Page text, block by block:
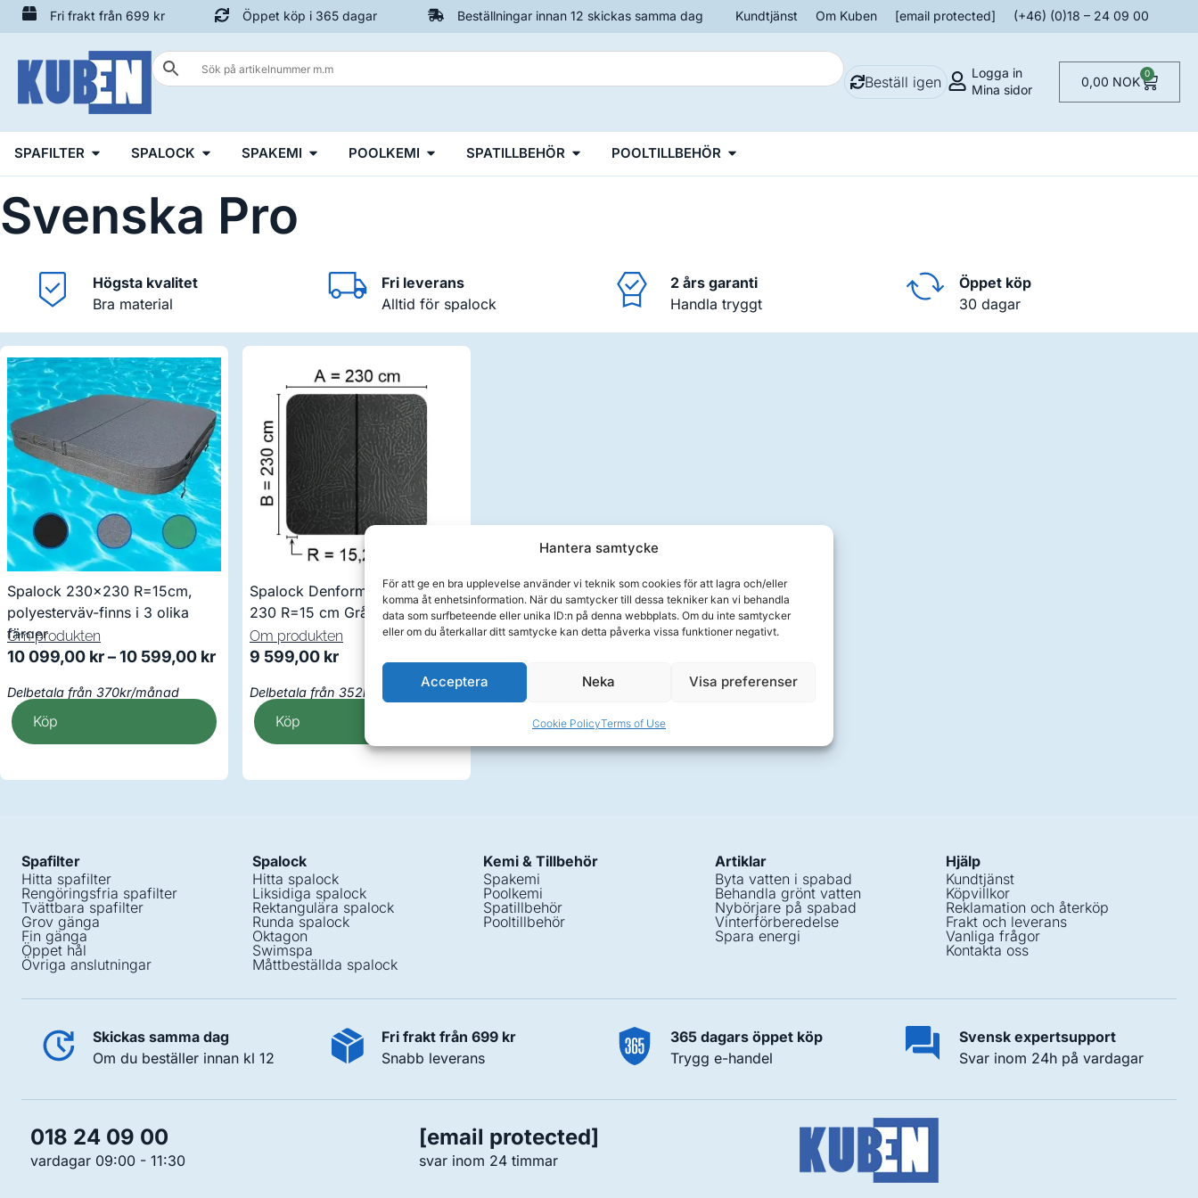
Hantera samtycke
För att ge en bra upplevelse använder vi teknik som cookies för att lagra och/eller
komma åt enhetsinformation. När du samtycker till dessa tekniker kan vi behandla
data som surfbeteende eller unika ID:n på denna webbplats. Om du inte samtycker
eller om du återkallar ditt samtycke kan detta påverka vissa funktioner negativt.
Acceptera Neka Visa preferenser
Cookie PolicyTerms of Use
Fri frakt från 699 kr Öppet köp i 365 dagar Beställningar innan 12 skickas samma dag Kundtjänst Om Kuben [email protected] (+46) (0)18 – 24 09 00
Beställ igen
Logga in
Mina sidor
0,00 NOK
0
SPAFILTER SPALOCK SPAKEMI POOLKEMI SPATILLBEHÖR POOLTILLBEHÖR
Svenska Pro
Högsta kvalitet
Bra material
Fri leverans
Alltid för spalock
2 års garanti
Handla tryggt
Öppet köp
30 dagar
Spalock 230×230 R=15cm,
polyesterväv-finns i 3 olika
färger
Om produkten
10 099,00 kr–10 599,00 kr
Delbetala från 370kr/månad
Köp
Spalock Denform m.fl. 230 x
230 R=15 cm Grått
Om produkten
9 599,00 kr
Delbetala från 352kr/månad
Köp
Spafilter
Hitta spafilter
Rengöringsfria spafilter
Tvättbara spafilter
Grov gänga
Fin gänga
Öppet hål
Övriga anslutningar
Spalock
Hitta spalock
Liksidiga spalock
Rektangulära spalock
Runda spalock
Oktagon
Swimspa
Måttbeställda spalock
Kemi & Tillbehör
Spakemi
Poolkemi
Spatillbehör
Pooltillbehör
Artiklar
Byta vatten i spabad
Behandla grönt vatten
Nybörjare på spabad
Vinterförberedelse
Spara energi
Hjälp
Kundtjänst
Köpvillkor
Reklamation och återköp
Frakt och leverans
Vanliga frågor
Kontakta oss
Skickas samma dag
Om du beställer innan kl 12
Fri frakt från 699 kr
Snabb leverans
365 dagars öppet köp
Trygg e-handel
Svensk expertsupport
Svar inom 24h på vardagar
018 24 09 00
vardagar 09:00 - 11:30
[email protected]
svar inom 24 timmar